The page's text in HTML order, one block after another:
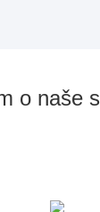
o naše